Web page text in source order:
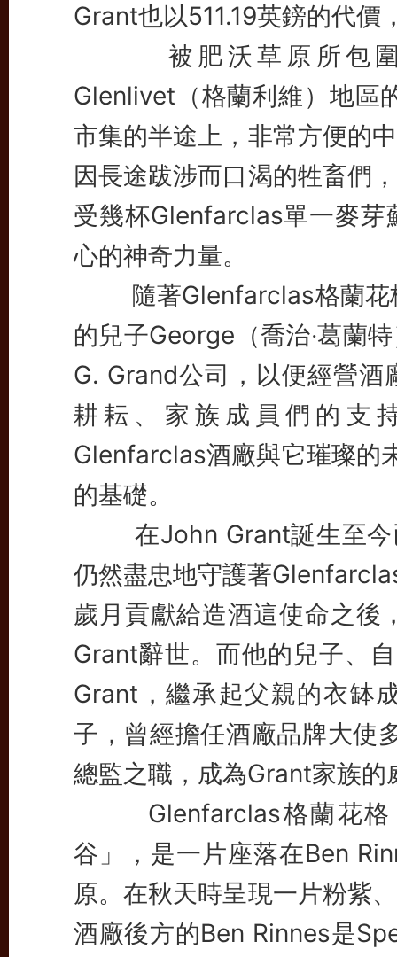
Grant也以511.19英鎊的代價
被肥沃草原所包圍的
Glenlivet（格蘭利維）地區
市集的半途上，非常方便的
因長途跋涉而口渴的牲畜們
受幾杯Glenfarclas單一麥芽
心的神奇力量。
隨著Glenfarclas格蘭花
的兒子George（喬治‧葛蘭
G. Grand公司，以便經營
耕耘、家族成員們的支
Glenfarclas酒廠與它璀璨的
的基礎。
在John Grant誕生至今
仍然盡忠地守護著
歲月貢獻給造酒這使命之後
Grant辭世。而他的兒子、
Grant，繼承起父親的衣缽
子，曾經擔任酒廠品牌大使
總監之職，成為Grant家族
Glenfarclas格蘭花格，
谷」，是一片座落在Ben
原。在秋天時呈現一片粉紫
酒廠後方的Ben Rinnes是